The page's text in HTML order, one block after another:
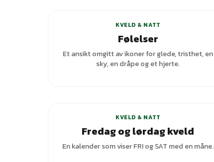
KVELD & NATT
Følelser
Et ansikt omgitt av ikoner for glede, tristhet, en
sky, en dråpe og et hjerte.
KVELD & NATT
Fredag og lørdag kveld
En kalender som viser FRI og SAT med en måne.